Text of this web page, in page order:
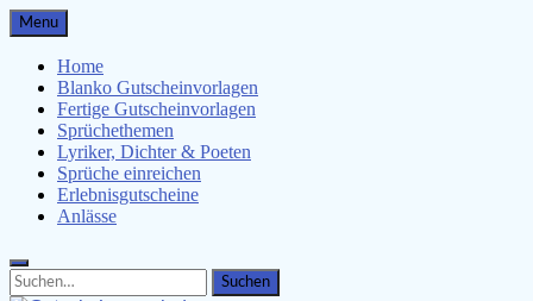
Skip
to
content
Menu
Home
Blanko Gutscheinvorlagen
Fertige Gutscheinvorlagen
Sprüchethemen
Lyriker, Dichter & Poeten
Sprüche einreichen
Erlebnisgutscheine
Anlässe
Search
for:
Search